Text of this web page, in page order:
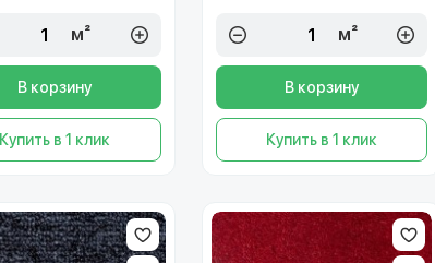
м²
В корзину
Купить в 1 клик
м²
В корзину
Купить в 1 клик